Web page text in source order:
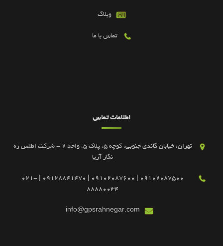
وبلاگ
تماس با ما
اطلاعات تماس
تهران، خیابان گاندی جنوبی، کوچه 5، پلاک 5، واحد 2 - شرکت اطلس ره
نگار آریا
09102087500 | 09102087600 | 09128841470 | 021-
88880034
info@gpsrahnegar.com